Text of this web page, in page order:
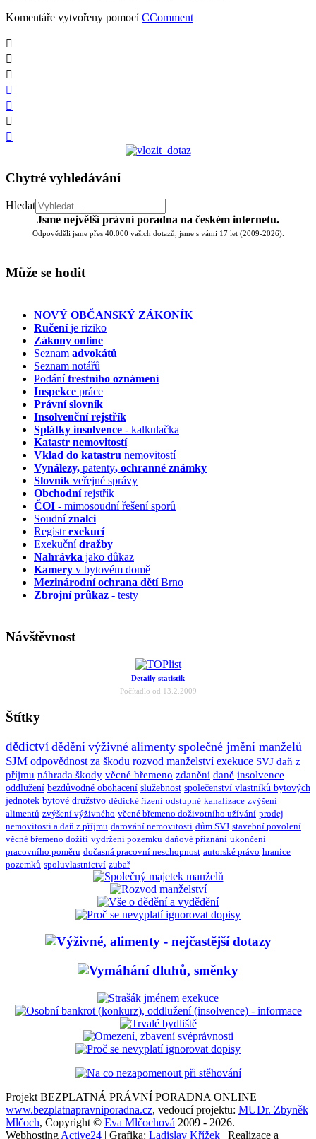
Komentáře vytvořeny pomocíCComment
Chytré vyhledávání
Hledat
Jsme největší právní poradna na českém internetu.
Odpověděli jsme přes 40.000 vašich dotazů, jsme s vámi 17 let (2009-2026).
Může se hodit
NOVÝ OBČANSKÝ ZÁKONÍK
Ručeníje riziko
Zákony online
Seznam advokátů
Seznam notářů
Podánítrestního oznámení
Inspekce práce
Právní slovník
Insolvenčnírejstřík
Splátky insolvence - kalkulačka
Katastr nemovitostí
Vklad do katastru nemovitostí
Vynálezy, patenty, ochranné známky
Slovník veřejné správy
Obchodnírejstřík
ČOI - mimosoudní řešení sporů
Soudníznalci
Registrexekucí
Exekučnídražby
Nahrávka jako důkaz
Kamery v bytovém domě
Mezinárodní ochrana dětíBrno
Zbrojní průkaz - testy
Návštěvnost
Detaily statistik
Počítadlo od 13.2.2009
Štítky
dědictví dědění výživné alimenty společné jmění manželů
SJM odpovědnost za škodu rozvod manželství exekuce SVJ daň z
příjmu náhrada škody věcné břemeno zdanění daně insolvence
oddlužení bezdůvodné obohacení služebnost společenství vlastníků bytových
jednotek bytové družstvo dědické řízení odstupné kanalizace zvýšení
alimentů zvýšení výživného věcné břemeno doživotního užívání prodej
nemovitosti a daň z příjmu darování nemovitosti dům SVJ stavební povolení
věcné břemeno dožití vydržení pozemku daňové přiznání ukončení
pracovního poměru dočasná pracovní neschopnost autorské právo hranice
pozemků spoluvlastnictví zubař
Projekt BEZPLATNÁ PRÁVNÍ PORADNA ONLINE
www.bezplatnapravniporadna.cz, vedoucí projektu: MUDr. Zbyněk
Mlčoch, Copyright © Eva Mlčochová 2009 - 2026.
Webhosting Active24 | Grafika: Ladislav Křížek | Realizace a